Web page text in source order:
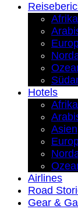
Afrika
Hotels
Afrika
Asien
Airlines
Road
Gear &